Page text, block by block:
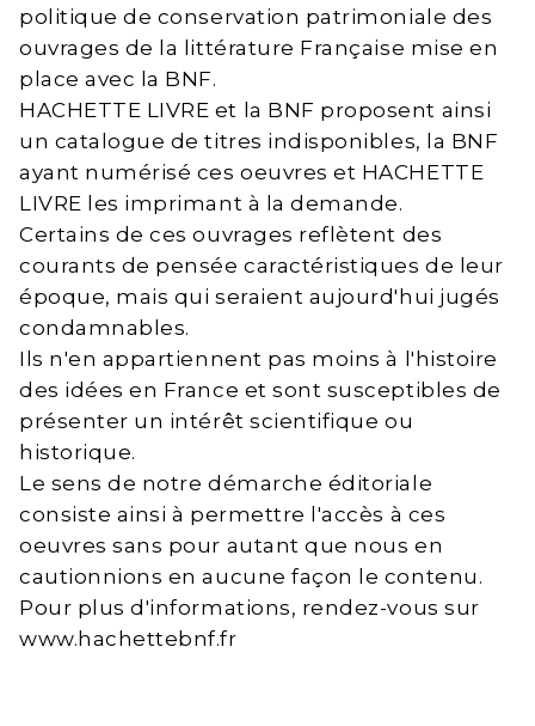
politique de conservation patrimoniale des
ouvrages de la littérature Française mise en
place avec la BNF.
HACHETTE LIVRE et la BNF proposent ainsi
un catalogue de titres indisponibles, la BNF
ayant numérisé ces oeuvres et HACHETTE
LIVRE les imprimant à la demande.
Certains de ces ouvrages reflètent des
courants de pensée caractéristiques de leur
époque, mais qui seraient aujourd'hui jugés
condamnables.
Ils n'en appartiennent pas moins à l'histoire
des idées en France et sont susceptibles de
présenter un intérêt scientifique ou
historique.
Le sens de notre démarche éditoriale
consiste ainsi à permettre l'accès à ces
oeuvres sans pour autant que nous en
cautionnions en aucune façon le contenu.
Pour plus d'informations, rendez-vous sur
www.hachettebnf.fr